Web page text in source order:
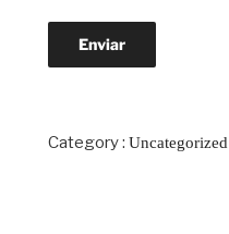
Category : Uncategorized